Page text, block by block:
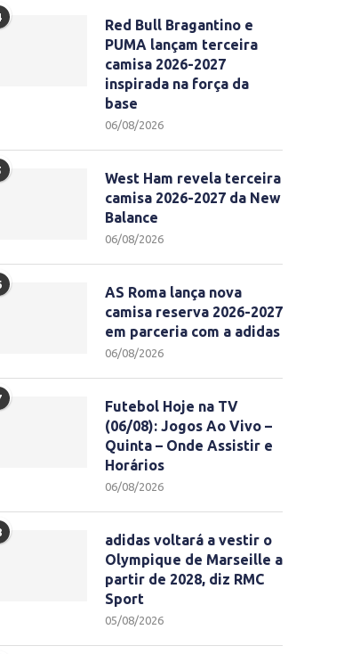
Red Bull Bragantino e
PUMA lançam terceira
camisa 2026-2027
inspirada na força da
base
06/08/2026
West Ham revela terceira
camisa 2026-2027 da New
Balance
06/08/2026
AS Roma lança nova
camisa reserva 2026-2027
em parceria com a adidas
06/08/2026
Futebol Hoje na TV
(06/08): Jogos Ao Vivo –
Quinta – Onde Assistir e
Horários
06/08/2026
adidas voltará a vestir o
Olympique de Marseille a
partir de 2028, diz RMC
Sport
05/08/2026